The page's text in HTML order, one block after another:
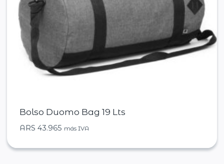
Bolso Duomo Bag 19 Lts
ARS 43.965 más IVA